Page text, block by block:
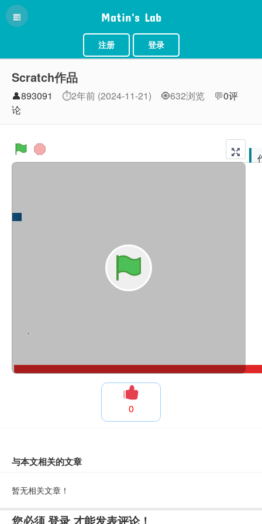
Matin's Lab
注册 登录
Scratch作品
👤893091 ⏱2年前 (2024-11-21) 🧿632浏览 💬0评
论
0
与本文相关的文章
暂无相关文章！
您必须登录 才能发表评论！